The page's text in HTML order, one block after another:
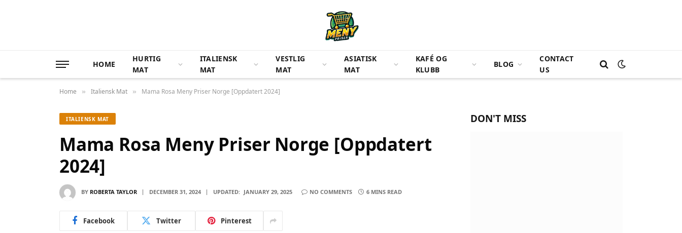
HOME
HURTIG
MAT
ITALIENSK
MAT
VESTLIG
MAT
ASIATISK
MAT
KAFÉ OG
KLUBB
BLOG
CONTACT
US
Home » Italiensk Mat » Mama Rosa Meny Priser Norge [Oppdatert 2024]
ITALIENSK MAT
Mama Rosa Meny Priser Norge [Oppdatert
2024]
BY ROBERTA TAYLOR DECEMBER 31, 2024 UPDATED: JANUARY 29, 2025 NO COMMENTS 6 MINS READ
Facebook Twitter Pinterest
DON'T MISS